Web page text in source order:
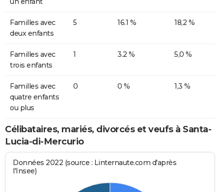
Familles avec
deux enfants
5 16.1 % 18,2 %
Familles avec
trois enfants
1 3.2 % 5,0 %
Familles avec
quatre enfants
ou plus
0 0 % 1,3 %
Célibataires, mariés, divorcés et veufs à Santa-
Lucia-di-Mercurio
Données 2022 (source : Linternaute.com d'après
l'Insee)